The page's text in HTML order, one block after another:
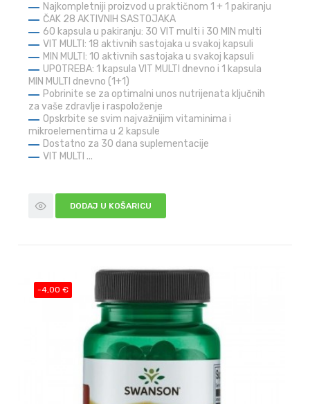
Najkompletniji proizvod u praktičnom 1 + 1 pakiranju
ČAK 28 AKTIVNIH SASTOJAKA
60 kapsula u pakiranju: 30 VIT multi i 30 MIN multi
VIT MULTI: 18 aktivnih sastojaka u svakoj kapsuli
MIN MULTI: 10 aktivnih sastojaka u svakoj kapsuli
UPOTREBA: 1 kapsula VIT MULTI dnevno i 1 kapsula
MIN MULTI dnevno (1+1)
Pobrinite se za optimalni unos nutrijenata ključnih
za vaše zdravlje i raspoloženje
Opskrbite se svim najvažnijim vitaminima i
mikroelementima u 2 kapsule
Dostatno za 30 dana suplementacije
VIT MULTI ...
DODAJ U KOŠARICU
-4,00 €